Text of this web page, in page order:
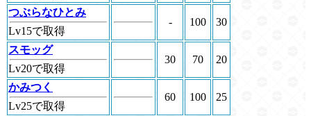
つぶらなひとみ
Lv15で取得
- 100 30
スモッグ
Lv20で取得
30 70 20
かみつく
Lv25で取得
60 100 25